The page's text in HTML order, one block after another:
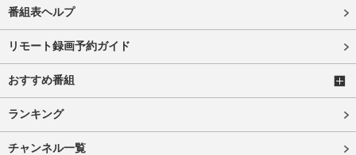
番組表ヘルプ
リモート録画予約ガイド
おすすめ番組
ランキング
チャンネル一覧